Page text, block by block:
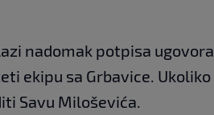
nadomak potpisa ugovora
ekipu sa Grbavice. Ukoliko
Savu Miloševića.